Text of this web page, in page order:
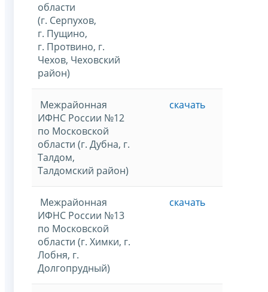
области
(г. Серпухов,
г. Пущино,
г. Протвино, г.
Чехов, Чеховский
район)
Межрайонная
ИФНС России №12
по Московской
области (г. Дубна, г.
Талдом,
Талдомский район)
скачать
Межрайонная
ИФНС России №13
по Московской
области (г. Химки, г.
Лобня, г.
Долгопрудный)
скачать